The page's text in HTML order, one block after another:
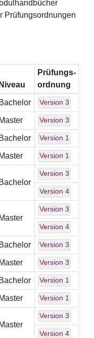
Prüfungsordnungen
Niveau
Prüfungs-
ordnung
Bachelor Version 3
Master Version 3
Bachelor Version 1
Master Version 1
Bachelor
Version 3
Version 4
Master
Version 3
Version 4
Bachelor Version 3
Master Version 3
Bachelor Version 1
Master Version 1
Master
Version 3
Version 4